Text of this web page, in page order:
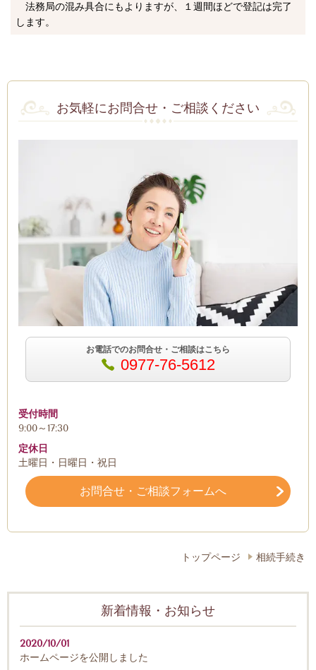
法務局の混み具合にもよりますが、１週間ほどで登記は完了
します。
お気軽にお問合せ・ご相談ください
お電話でのお問合せ・ご相談はこちら
0977-76-5612
受付時間
9:00～17:30
定休日
土曜日・日曜日・祝日
お問合せ・ご相談フォームへ
トップページ 相続手続き
新着情報・お知らせ
2020/10/01
ホームページを公開しました